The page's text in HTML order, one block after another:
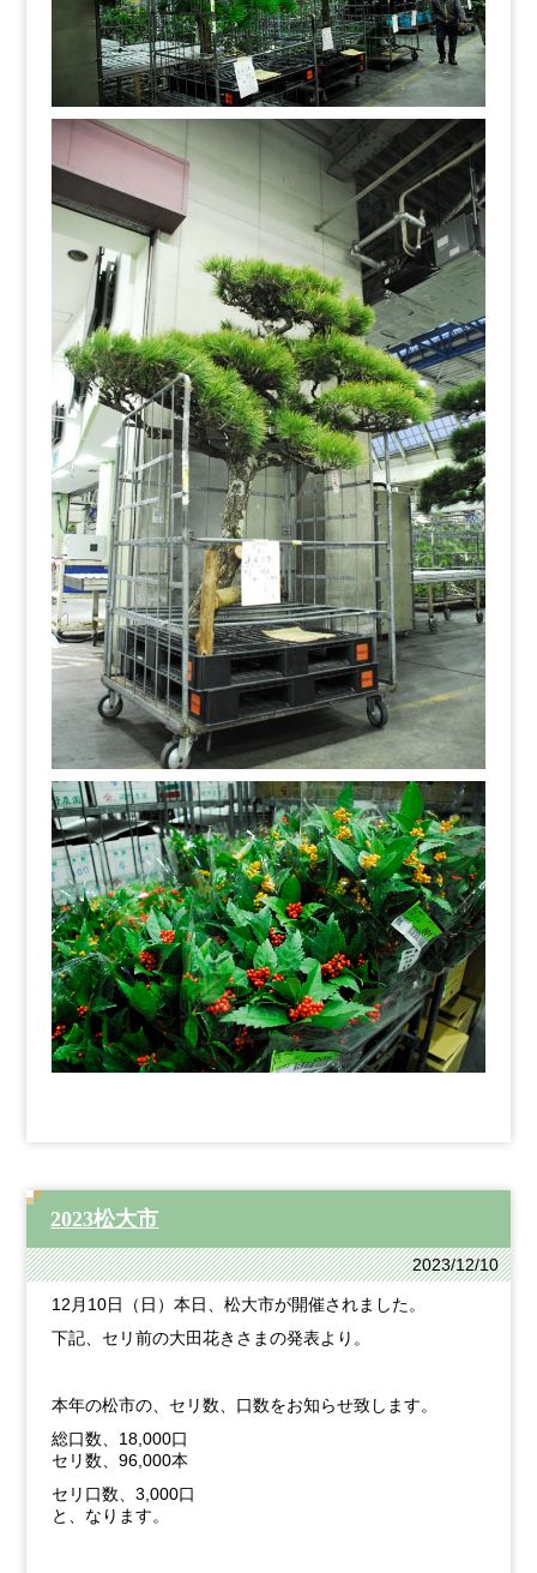
2023松大市
2023/12/10
12月10日（日）本日、松大市が開催されました。
下記、セリ前の大田花きさまの発表より。
本年の松市の、セリ数、口数をお知らせ致します。
総口数、 18,000口
セリ数、 96,000本
セリ口数、 3,000口
と、なります。